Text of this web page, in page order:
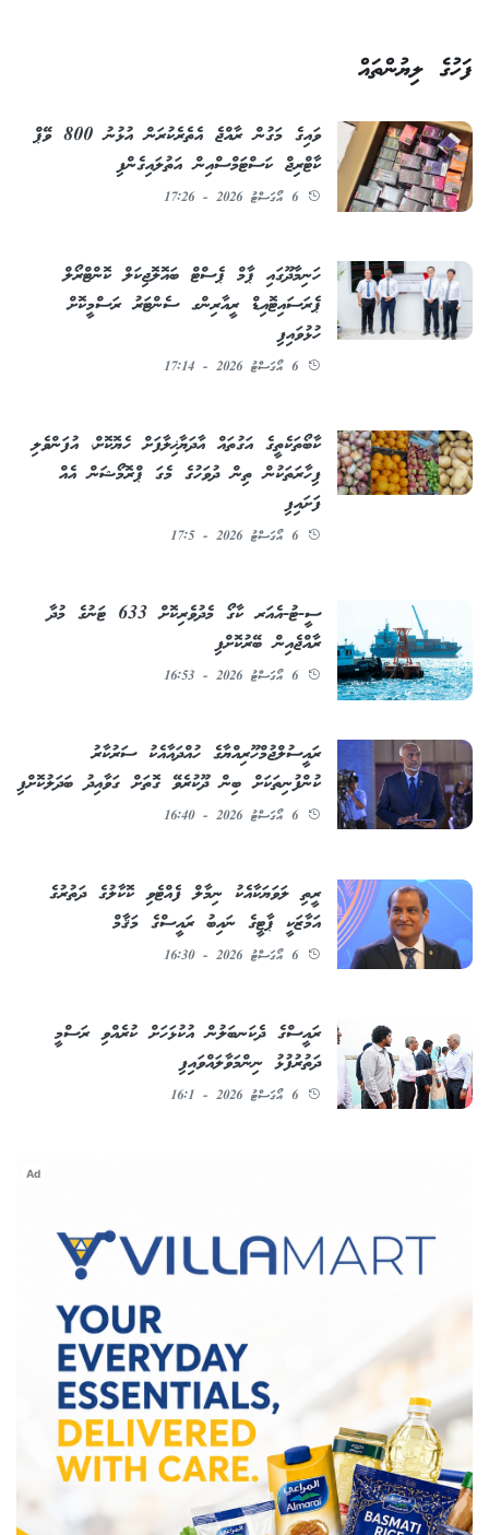
ފަހުގެ ލިޔުންތައް
ވައިގެ މަގުން ރާއްޖެ އެތެރެކުރަން އުޅުނު 800 ވޭޕް
ކާޓްރިޖް ކަސްޓަމްސްއިން އަތުލައިގެންފި
6 އޯގަސްޓު 2026 - 17:26
ހަނިމާދޫގައި ޕާމް ޕެސްޓް ބައޮލޮޖިކަލް ކޮންޓްރޯލް
ޕެރަސައިޓޮއިޑް ރީއާރިންގ ސެންޓަރު ރަސްމީކޮށް
ހުޅުވައިފި
6 އޯގަސްޓު 2026 - 17:14
ކާބޯތަކެތީގެ އަގުތައް އާދަޔާޚިލާފަށް ހެޔޮކޮށް، އުފަންވެލި
ފިހާރަތަކުން ތިން ދުވަހުގެ މެގަ ޕްރޮމޯޝަން އެއް
ފަށައިފި
6 އޯގަސްޓު 2026 - 17:5
ސީ-ޓު-އެއަރ ކާގޯ މެދުވެރިކޮށް 633 ޓަނުގެ މުދާ
ރާއްޖެއިން ބޭރުކޮށްފި
6 އޯގަސްޓު 2026 - 16:53
ރައީސުލްޖުމްހޫރިއްޔާގެ ހުއްދައާއެކު ސަރުކާރު
ކުންފުނިތަކަށް ބިން ދޫކުރެވޭ ގޮތަށް ގަވާއިދު ބަދަލުކޮށްފި
6 އޯގަސްޓު 2026 - 16:40
ރީތި ލަވަޔަކާއެކު ނިމާލް ފެއްޓެވި ކޮކާލުގެ ދަތުރުގެ
އަމާޒަކީ ޕާޓީގެ ނައިބު ރައީސްގެ މަޤާމް
6 އޯގަސްޓު 2026 - 16:30
ރައީސްގެ ދެކަނބަލުން އުކުޅަހަށް ކުރެއްވި ރަސްމީ
ދަތުރުފުޅު ނިންމަވާލައްވައިފި
6 އޯގަސްޓު 2026 - 16:1
Ad